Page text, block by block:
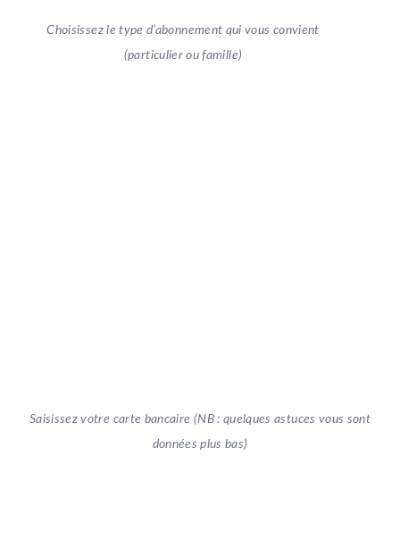
Choisissez le type d’abonnement qui vous convient
(particulier ou famille)
Saisissez votre carte bancaire (NB : quelques astuces vous sont
données plus bas)